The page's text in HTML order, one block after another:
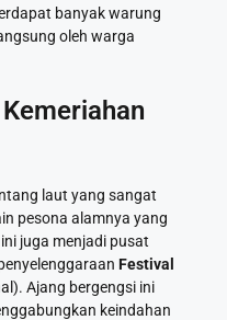
banyak warung
oleh warga
laut yang sangat
pesona alamnya yang
juga menjadi pusat
Festival
Ajang bergengsi ini
keindahan